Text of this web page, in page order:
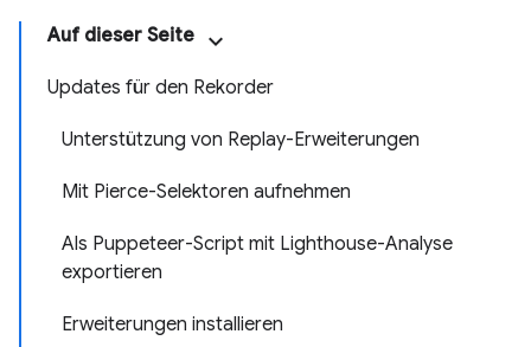
Auf dieser Seite
Updates für den Rekorder
Unterstützung von Replay-Erweiterungen
Mit Pierce-Selektoren aufnehmen
Als Puppeteer-Script mit Lighthouse-Analyse
exportieren
Erweiterungen installieren